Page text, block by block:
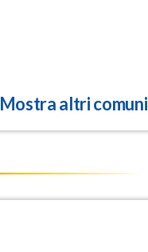
Mostra altri comuni